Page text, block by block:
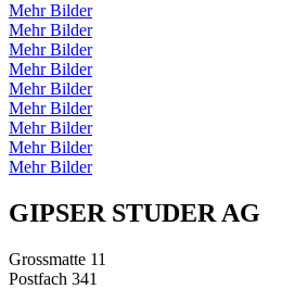
Mehr Bilder
Mehr Bilder
Mehr Bilder
Mehr Bilder
Mehr Bilder
Mehr Bilder
Mehr Bilder
Mehr Bilder
Mehr Bilder
GIPSER STUDER AG
Grossmatte 11
Postfach 341